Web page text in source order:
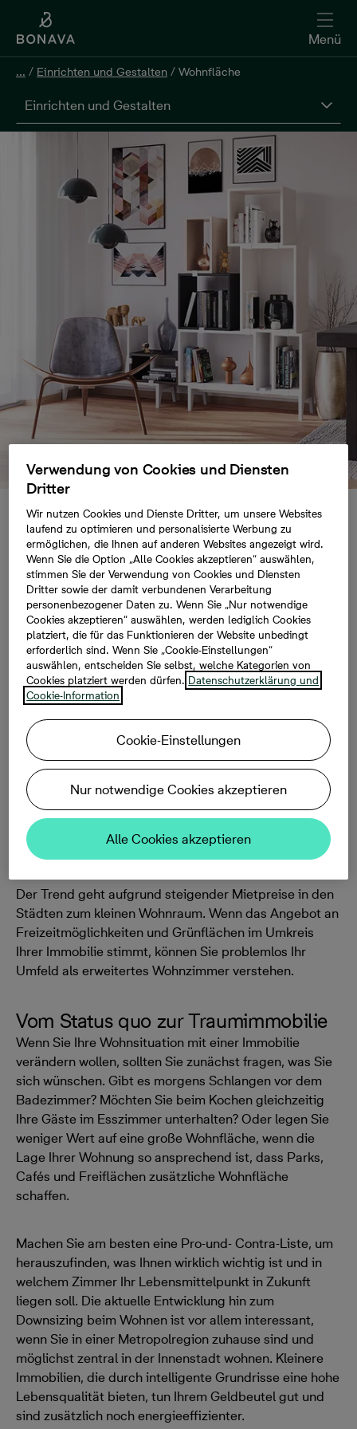
Menü
... / Einrichten und Gestalten / Wohnfläche
Einrichten und Gestalten
Wohnfläche
Egal wie Sie Ihre Wohnsituation in Zukunft
gestalten möchten, wir zeigen Ihnen, welche
grundlegenden Überlegungen zur Wohnfläche
Sie auf jeden Fall anstellen sollten.
Wenn Sie sich eine neue Immobilie zulegen, ist die
Sind Sie eher Minimalist und fühlen sich auf wenigen
Quadratmetern wohl oder möchten Sie auf keinen Fall
auf Annehmlichkeiten wie einen begehbaren
Kleiderschrank und mehrere Badezimmer verzichten?
Der Trend geht aufgrund steigender Mietpreise in den
Städten zum kleinen Wohnraum. Wenn das Angebot an
Freizeitmöglichkeiten und Grünflächen im Umkreis
Ihrer Immobilie stimmt, können Sie problemlos Ihr
Umfeld als erweitertes Wohnzimmer verstehen.
Vom Status quo zur Traumimmobilie
Wenn Sie Ihre Wohnsituation mit einer Immobilie
verändern wollen, sollten Sie zunächst fragen, was Sie
sich wünschen. Gibt es morgens Schlangen vor dem
Badezimmer? Möchten Sie beim Kochen gleichzeitig
Ihre Gäste im Esszimmer unterhalten? Oder legen Sie
weniger Wert auf eine große Wohnfläche, wenn die
Lage Ihrer Wohnung so ansprechend ist, dass Parks,
Cafés und Freiflächen zusätzliche Wohnfläche
schaffen.
Machen Sie am besten eine Pro-und- Contra-Liste, um
herauszufinden, was Ihnen wirklich wichtig ist und in
welchem Zimmer Ihr Lebensmittelpunkt in Zukunft
liegen soll. Die aktuelle Entwicklung hin zum
Downsizing beim Wohnen ist vor allem interessant,
wenn Sie in einer Metropolregion zuhause sind und
möglichst zentral in der Innenstadt wohnen. Kleinere
Immobilien, die durch intelligente Grundrisse eine hohe
Lebensqualität bieten, tun Ihrem Geldbeutel gut und
sind zusätzlich noch energieeffizienter.
Verwendung von Cookies und Diensten
Dritter
Wir nutzen Cookies und Dienste Dritter, um unsere Websites
laufend zu optimieren und personalisierte Werbung zu
ermöglichen, die Ihnen auf anderen Websites angezeigt wird.
Wenn Sie die Option „Alle Cookies akzeptieren“ auswählen,
stimmen Sie der Verwendung von Cookies und Diensten
Dritter sowie der damit verbundenen Verarbeitung
personenbezogener Daten zu. Wenn Sie „Nur notwendige
Cookies akzeptieren“ auswählen, werden lediglich Cookies
platziert, die für das Funktionieren der Website unbedingt
erforderlich sind. Wenn Sie „Cookie-Einstellungen“
auswählen, entscheiden Sie selbst, welche Kategorien von
Cookies platziert werden dürfen. Datenschutzerklärung und
Cookie-Information
Cookie-Einstellungen
Nur notwendige Cookies akzeptieren
Alle Cookies akzeptieren